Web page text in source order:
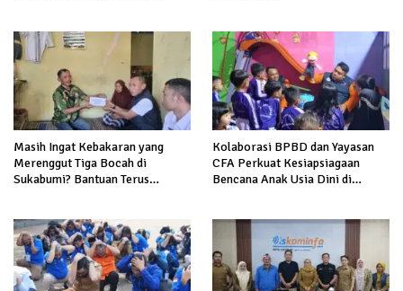
Masih Ingat Kebakaran yang
Merenggut Tiga Bocah di
Sukabumi? Bantuan Terus
Kolaborasi BPBD dan Yayasan
CFA Perkuat Kesiapsiagaan
Bencana Anak Usia Dini di